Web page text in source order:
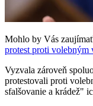
Mohlo by Vás
protest proti volebným
Vyzvala zároveň
protestovali proti
sfalšovanie a krádež"